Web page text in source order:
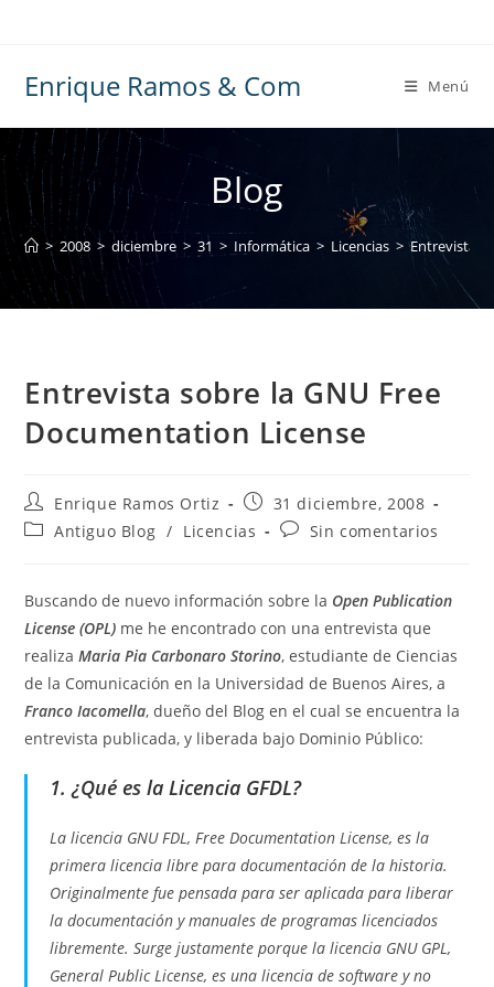
Enrique Ramos & Com Menú
Blog
> 2008 > diciembre > 31 > Informática > Licencias > Entrevista
Entrevista sobre la GNU Free
Documentation License
Autor
de
la
Enrique Ramos Ortiz
Publicación
la
31 diciembre, 2008
Categoría
entrada:
Antiguo Blog / Licencias
Comentarios
entrada:
Sin comentarios
Buscando de nuevo información sobre la Open Publication
License (OPL) me he encontrado con una entrevista que
realizaMaria Pia Carbonaro Storino, estudiante de Ciencias
de la Comunicación en la Universidad de Buenos Aires, a
Franco Iacomella, dueño del Blog en el cual se encuentra la
entrevista publicada, y liberada bajo Dominio Público:
1. ¿Qué es la Licencia GFDL?
La licencia GNU FDL, Free Documentation License, es la
primera licencia libre para documentación de la historia.
Originalmente fue pensada para ser aplicada para liberar
la documentación y manuales de programas licenciados
libremente. Surge justamente porque la licencia GNU GPL,
General Public License, es una licencia de software y no